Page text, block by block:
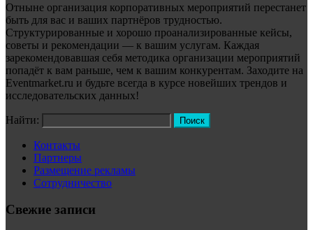
Отныне организация корпоративных мероприятий перестанет
быть для вас и ваших партнёров трудностью.
Структурированные и хорошо проанализированные кейсы,
советы и рекомендации — к вашим услугам. Каждая
зарекомендовавшая себя методика организации мероприятий
попадёт к вам раньше, чем к вашим конкурентам. Заходите на
Eventmarket.ru и будьте всегда в курсе новейших трендов и
исследовательских данных!
Найти:
Контакты
Партнеры
Размещение рекламы
Сотрудничество
Свежие записи